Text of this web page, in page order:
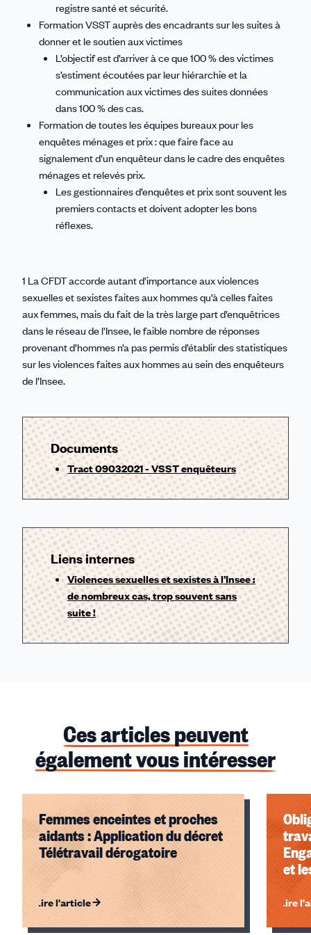
registre santé et sécurité.
Formation VSST auprès des encadrants sur les suites à
donner et le soutien aux victimes
L’objectif est d’arriver à ce que 100 % des victimes
s’estiment écoutées par leur hiérarchie et la
communication aux victimes des suites données
dans 100 % des cas.
Formation de toutes les équipes bureaux pour les
enquêtes ménages et prix : que faire face au
signalement d’un enquêteur dans le cadre des enquêtes
ménages et relevés prix.
Les gestionnaires d’enquêtes et prix sont souvent les
premiers contacts et doivent adopter les bons
réflexes.
1 La CFDT accorde autant d’importance aux violences
sexuelles et sexistes faites aux hommes qu’à celles faites
aux femmes, mais du fait de la très large part d’enquêtrices
dans le réseau de l’Insee, le faible nombre de réponses
provenant d’hommes n’a pas permis d’établir des statistiques
sur les violences faites aux hommes au sein des enquêteurs
de l’Insee.
Documents
Tract 09032021 - VSST enquêteurs
Liens internes
Violences sexuelles et sexistes à l’Insee :
de nombreux cas, trop souvent sans
suite !
Ces articles peuvent
également vous intéresser
Femmes enceintes et proches
aidants : Application du décret
Télétravail dérogatoire
Lire l'article
et
Lire